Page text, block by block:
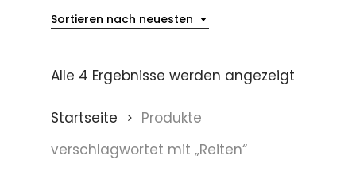
Sortieren nach neuesten
Alle 4 Ergebnisse werden angezeigt
Startseite
Produkte
verschlagwortet mit „Reiten“